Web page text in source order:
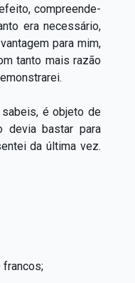
compreende-
era necessário,
para mim,
tanto mais razão
é objeto de
devia bastar para
da última vez.
francos;